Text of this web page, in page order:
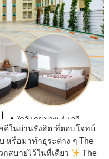
ในย่านรังสิต ที่ตอบโจทย์
หรือมาทำธุระต่าง ๆ The
สบายไว้ในที่เดียว
The